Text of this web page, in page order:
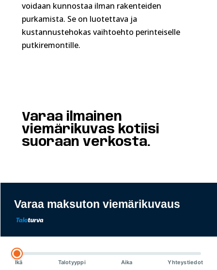
voidaan kunnostaa ilman rakenteiden
purkamista. Se on luotettava ja
kustannustehokas vaihtoehto perinteiselle
putkiremontille.
Varaa ilmainen
viemärikuvas kotiisi
suoraan verkosta.
Varaa maksuton viemärikuvaus
Ikä Talotyyppi Aika Yhteystiedot